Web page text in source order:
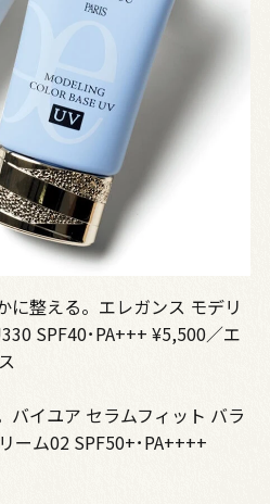
に整える。エレガンス モデリ
SPF40･PA+++ ¥5,500／エ
バイユア セラムフィット バラ
ーム02 SPF50+･PA++++